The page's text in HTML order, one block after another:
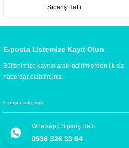
Sipariş Hattı
E-posta Listemize Kayıt Olun
Bültenimize kayıt olarak indirimlerden ilk siz
haberdar olabilirsiniz.
Whatsapp Sipariş Hattı
0536 326 33 64